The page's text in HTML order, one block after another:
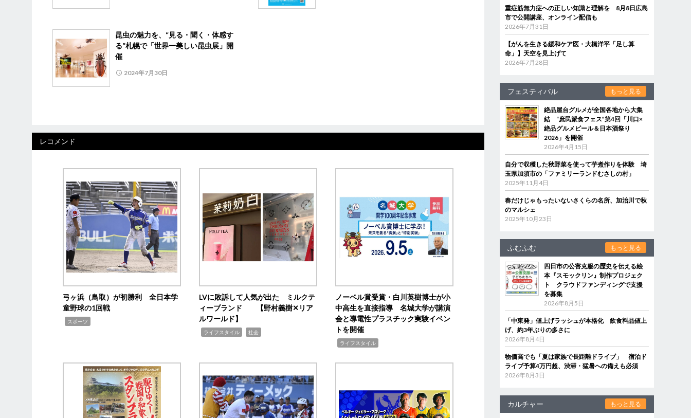
昆虫の魅力を、“見る・聞く・体感す
る”札幌で「世界一美しい昆虫展」開
催
2024年7月30日
レコメンド
弓ヶ浜（鳥取）が初勝利 全日本学
童野球の1回戦
スポーツ
LVに敗訴して人気が出た ミルクテ
ィーブランド 【野村義樹✕リア
ルワールド】
ライフスタイル 社会
ノーベル賞受賞・白川英樹博士が小
中高生を直接指導 名城大学が講演
会と導電性プラスチック実験イベン
トを開催
ライフスタイル
重症筋無力症への正しい知識と理解を 8月8日広島
市で公開講座、オンライン配信も
2026年7月31日
【がんを生きる緩和ケア医・大橋洋平「足し算
命」】天空を見上げて
2026年7月28日
フェスティバル もっと見る
絶品屋台グルメが全国各地から大集
結 “庶民派食フェス”第4回「川口×
絶品グルメビール＆日本酒祭り
2026」を開催
2026年4月15日
自分で収穫した秋野菜を使って芋煮作りを体験 埼
玉県加須市の「ファミリーランドむさしの村」
2025年11月4日
春だけじゃもったいないさくらの名所、加治川で秋
のマルシェ
2025年10月23日
ふむふむ もっと見る
四日市の公害克服の歴史を伝える絵
本『スモックリン』制作プロジェク
ト クラウドファンディングで支援
を募集
2026年8月5日
「中東発」値上げラッシュが本格化 飲食料品値上
げ、約3年ぶりの多さに
2026年8月4日
物価高でも「夏は家族で長距離ドライブ」 宿泊ド
ライブ予算4万円超、渋滞・猛暑への備えも必須
2026年8月3日
カルチャー もっと見る